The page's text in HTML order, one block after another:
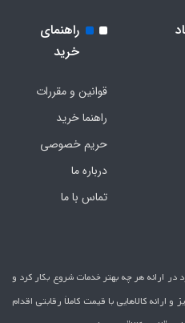
راهنمای
خرید
قوانین و مقررات
راهنما خرید
حریم خصوصی
درباره ما
تماس با ما
1395 با هدف بهبود در ارائه هر چه بهتر خدمات شروع بکار کرد و
ارائه کالاهایی با قیمت کاملاَ رقابتی اقدام